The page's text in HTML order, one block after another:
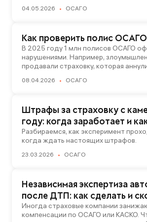
должны быть хорошо пропечатаны.
что он уже недействителен.
регионах и что делать, если
04.05.2026 ОСАГО
Как проверить полис ОСАГО
В 2025 году 1 млн полисов ОСАГО
нарушениями. Например,
продавали страховку, которая
прогнозирует, что в 2026 случаев
08.04.2026 ОСАГО
Штрафы за страховку с
году: когда заработает и
грозит за отсутствие
Разбираемся, как эксперимент
когда ждать настоящих штрафов.
23.03.2026 ОСАГО
Независимая экспертиза
после ДТП: как сделать и
Иногда страховые компании
компенсации по ОСАГО или КАСКО.